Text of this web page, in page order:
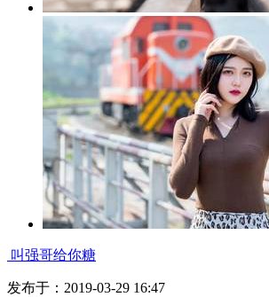
叫强哥给你糖
发布于：2019-03-29 16:47